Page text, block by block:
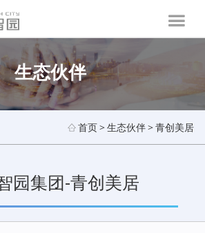
生态伙伴
首页>生态伙伴>青创美居
园集团-青创美居